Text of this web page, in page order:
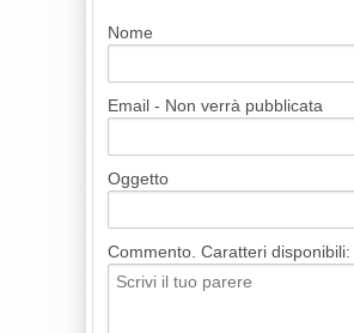
Nome
Email - Non verrà pubblicata
Oggetto
Commento. Caratteri disponibili: